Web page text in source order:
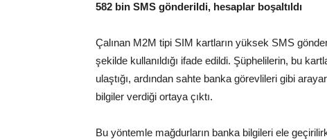
582 bin SMS gönderildi, hesaplar boşaltıldı
Çalınan M2M tipi SIM kartların yüksek SMS
şekilde kullanıldığı ifade edildi. Şüphelilerin, bu
ulaştığı, ardından sahte banka görevlileri gibi
bilgiler verdiği ortaya çıktı.
Bu yöntemle mağdurların banka bilgileri ele